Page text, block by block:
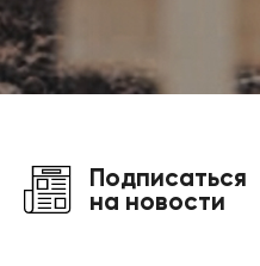
Подписаться
на новости